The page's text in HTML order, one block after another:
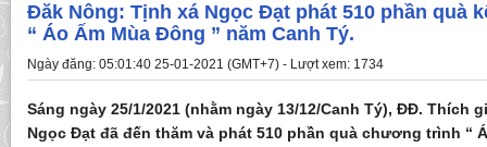
Đăk Nông: Tịnh xá Ngọc Đạt phát 510 phần quà
“ Áo Ấm Mùa Đông ” năm Canh Tý.
Ngày đăng: 05:01:40 25-01-2021 (GMT+7) - Lượt xem: 1734
Sáng ngày 25/1/2021 (nhằm ngày 13/12/Canh Tý), ĐĐ. Thích
Ngọc Đạt đã đến thăm và phát 510 phần quà chương trình “